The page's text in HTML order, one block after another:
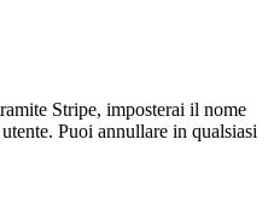
Stripe, imposterai il nome
Puoi annullare in qualsiasi